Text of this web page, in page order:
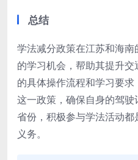
总结
学法减分政策在江苏和海
的学习机会，帮助其提升
的具体操作流程和学习要
这一政策，确保自身的驾
省份，积极参与学法活动
义务。